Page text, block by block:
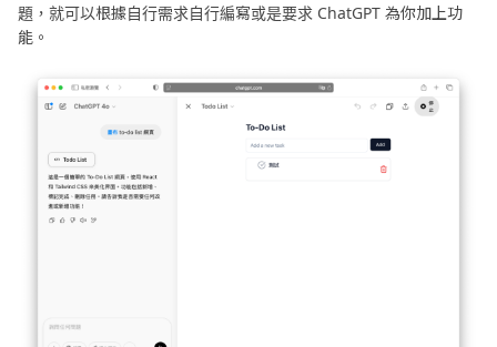
題，就可以根據自行需求自行編寫或是要求 ChatGPT 為你加上功
能。